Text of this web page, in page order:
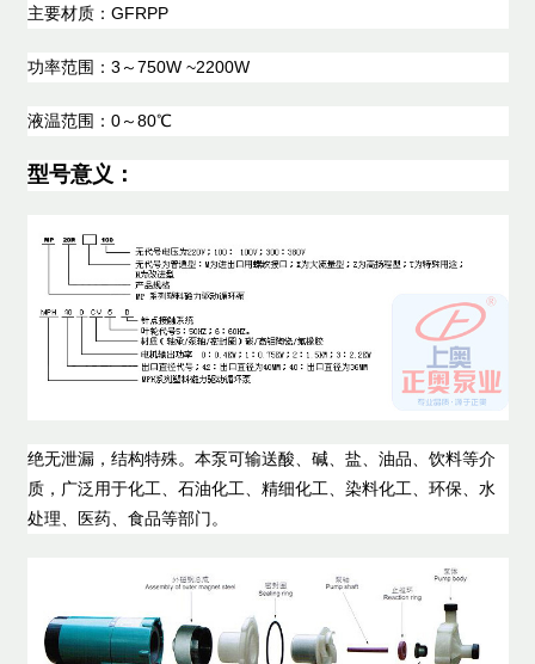
主要材质：GFRPP
功率范围：3～750W ~2200W
液温范围：0～80℃
型号意义：
绝无泄漏，结构特殊。本泵可输送酸、碱、盐、油品、饮料等介
质，广泛用于化工、石油化工、精细化工、染料化工、环保、水
处理、医药、食品等部门。